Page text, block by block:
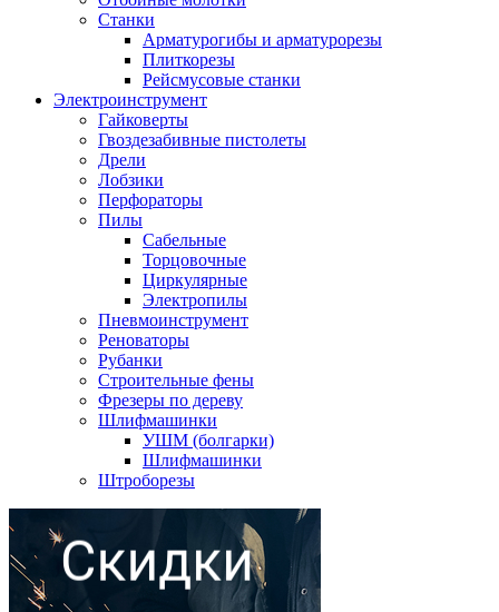
Станки
Арматурогибы и арматурорезы
Плиткорезы
Рейсмусовые станки
Электроинструмент
Гайковерты
Гвоздезабивные пистолеты
Дрели
Лобзики
Перфораторы
Пилы
Сабельные
Торцовочные
Циркулярные
Электропилы
Пневмоинструмент
Реноваторы
Рубанки
Строительные фены
Фрезеры по дереву
Шлифмашинки
УШМ (болгарки)
Шлифмашинки
Штроборезы